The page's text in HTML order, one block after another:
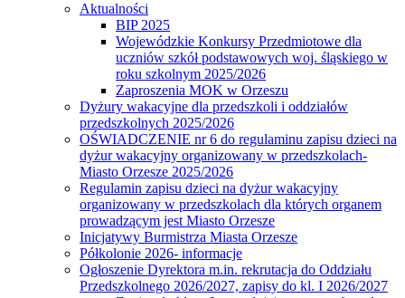
Aktualności
BIP 2025
Wojewódzkie Konkursy Przedmiotowe dla
uczniów szkół podstawowych woj. śląskiego w
roku szkolnym 2025/2026
Zaproszenia MOK w Orzeszu
Dyżury wakacyjne dla przedszkoli i oddziałów
przedszkolnych 2025/2026
OŚWIADCZENIE nr 6 do regulaminu zapisu dzieci na
dyżur wakacyjny organizowany w przedszkolach-
Miasto Orzesze 2025/2026
Regulamin zapisu dzieci na dyżur wakacyjny
organizowany w przedszkolach dla których organem
prowadzącym jest Miasto Orzesze
Inicjatywy Burmistrza Miasta Orzesze
Półkolonie 2026- informacje
Ogłoszenie Dyrektora m.in. rekrutacja do Oddziału
Przedszkolnego 2026/2027, zapisy do kl. I 2026/2027